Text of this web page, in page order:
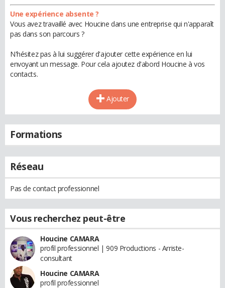
Une expérience absente ?
Vous avez travaillé avec Houcine dans une entreprise qui n'apparaît
pas dans son parcours ?
N'hésitez pas à lui suggérer d'ajouter cette expérience en lui
envoyant un message. Pour cela ajoutez d'abord Houcine à vos
contacts.
Ajouter
Formations
Réseau
Pas de contact professionnel
Vous recherchez peut-être
Houcine CAMARA
profil professionnel | 909 Productions - Arriste-
consultant
Houcine CAMARA
profil professionnel